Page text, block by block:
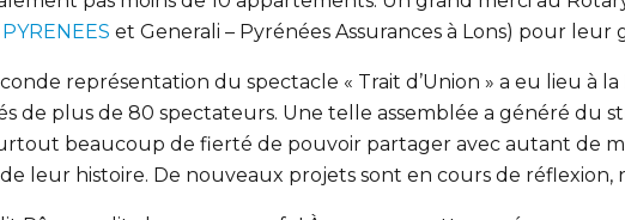
et Generali – Pyrénées Assurances à Lons) pour
représentation du spectacle « Trait d’Union » a eu lieu à
de plus de 80 spectateurs. Une telle assemblée a généré du
beaucoup de fierté de pouvoir partager avec autant de
leur histoire. De nouveaux projets sont en cours de réflexion,